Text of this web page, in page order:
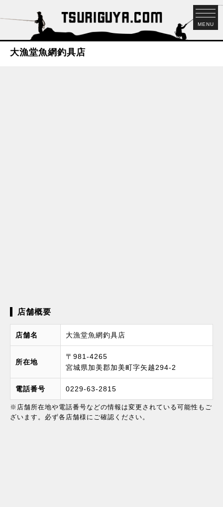
MENU
大漁堂魚網釣具店
店舗概要
店舗名 大漁堂魚網釣具店
所在地
〒981-4265
宮城県加美郡加美町字矢越294-2
電話番号 0229-63-2815
※店舗所在地や電話番号などの情報は変更されている可能性もご
ざいます。必ず各店舗様にご確認ください。